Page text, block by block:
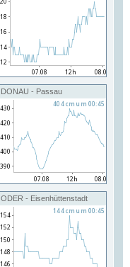
DONAU - Passau
ODER - Eisenhüttenstadt